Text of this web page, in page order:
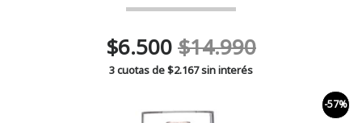
$6.500$14.990
3 cuotas de$2.167sin interés
-57%